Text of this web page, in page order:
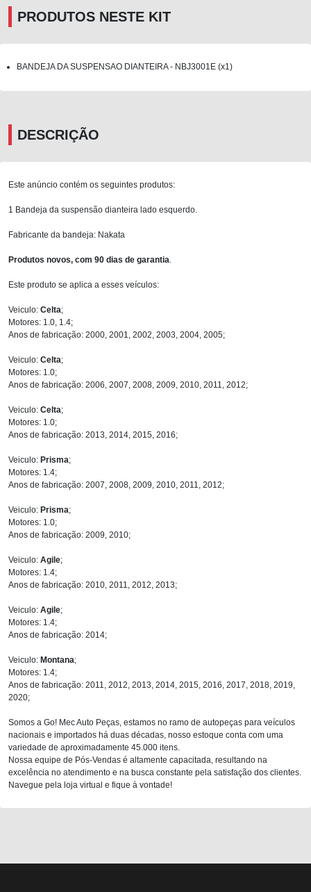
PRODUTOS NESTE KIT
BANDEJA DA SUSPENSAO DIANTEIRA - NBJ3001E (x1)
DESCRIÇÃO
Este anúncio contém os seguintes produtos:
1 Bandeja da suspensão dianteira lado esquerdo.
Fabricante da bandeja: Nakata
Produtos novos, com 90 dias de garantia
Este produto se aplica a esses veículos:
Veiculo: Celta;
Motores: 1.0, 1.4;
Anos de fabricação: 2000, 2001, 2002, 2003, 2004, 2005;
Veiculo: Celta;
Motores: 1.0;
Anos de fabricação: 2006, 2007, 2008, 2009, 2010, 2011, 2012;
Veiculo: Celta;
Motores: 1.0;
Anos de fabricação: 2013, 2014, 2015, 2016;
Veiculo: Prisma;
Motores: 1.4;
Anos de fabricação: 2007, 2008, 2009, 2010, 2011, 2012;
Veiculo: Prisma;
Motores: 1.0;
Anos de fabricação: 2009, 2010;
Veiculo: Agile;
Motores: 1.4;
Anos de fabricação: 2010, 2011, 2012, 2013;
Veiculo: Agile;
Motores: 1.4;
Anos de fabricação: 2014;
Veiculo: Montana;
Motores: 1.4;
Anos de fabricação: 2011, 2012, 2013, 2014, 2015, 2016, 2017, 2018, 2019,
2020;
Somos a Go! Mec Auto Peças, estamos no ramo de autopeças para veículos
nacionais e importados há duas décadas, nosso estoque conta com uma
variedade de aproximadamente 45.000 itens.
Nossa equipe de Pós-Vendas é altamente capacitada, resultando na
excelência no atendimento e na busca constante pela satisfação dos clientes.
Navegue pela loja virtual e fique à vontade!